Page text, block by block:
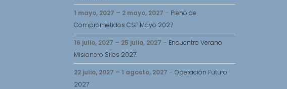
1 mayo, 2027 – 2 mayo, 2027 – Pleno de
Comprometidos CSF Mayo 2027
16 julio, 2027 – 25 julio, 2027 – Encuentro Verano
Misionero Silos 2027
22 julio, 2027 – 1 agosto, 2027 – Operación Futuro
2027